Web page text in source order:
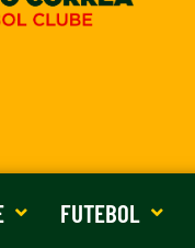
FUTEBOL